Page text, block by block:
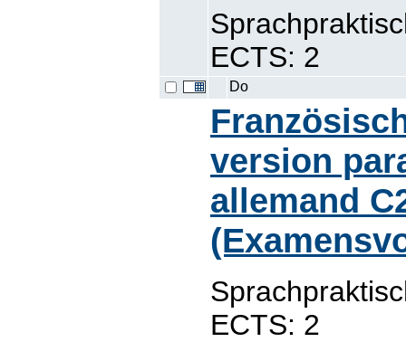
ECTS: 2
Do
version
allemand
ECTS: 2